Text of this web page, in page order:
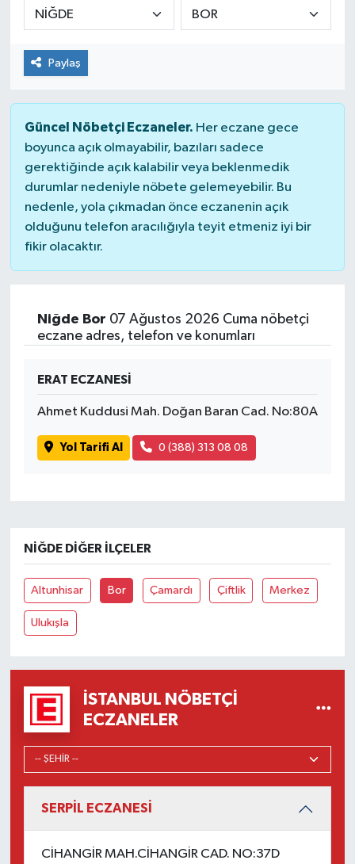
Paylaş
Güncel Nöbetçi Eczaneler. Her eczane gece
boyunca açık olmayabilir, bazıları sadece
gerektiğinde açık kalabilir veya beklenmedik
durumlar nedeniyle nöbete gelemeyebilir. Bu
nedenle, yola çıkmadan önce eczanenin açık
olduğunu telefon aracılığıyla teyit etmeniz iyi bir
fikir olacaktır.
Niğde Bor 07 Ağustos 2026 Cuma nöbetçi
eczane adres, telefon ve konumları
ERAT ECZANESİ
Ahmet Kuddusi Mah. Doğan Baran Cad. No:80A
Yol Tarifi Al 0 (388) 313 08 08
NIĞDE DIĞER İLÇELER
Altunhisar Bor Çamardı Çiftlik Merkez
Ulukışla
İSTANBUL NÖBETÇI
ECZANELER
SERPİL ECZANESİ
CİHANGİR MAH.CİHANGİR CAD. NO:37D
KÜLTÜR&SANAT
ONİKİŞUBAT
SİVİL TOPLUM
SİYASET
SOSYAL YAŞAM
SPOR
ULUSAL HABERLER